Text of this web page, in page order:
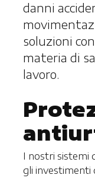
danni
soluzioni
materia di
lavoro.
I nostri sistemi
gli investimenti